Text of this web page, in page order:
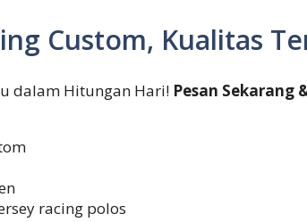
Custom, Kualitas
dalam Hitungan Hari! Pesan Sekarang